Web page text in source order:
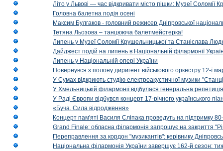
Літо у Львові — час відкривати місто пішки: Музеї Соломії
Головна балетна подія осені
Максим Булгаков - головний режисер Дніпровської
Тетяна Льозова – танцююча балетмейстерка!
Липень у Музеї Соломії Крушельницької та Станіслава
Дайджест подій на липень в Національній філармонії
Липень у Національній опері України
Повернувся з полону диригент військового оркестру 12-ї
У Сумах відкриють студію електроакустичної музики
У Хмельницькій філармонії відбулася генеральна
У Раді Європи відбувся концерт 17-річного українського
«Буча. Сила відродження»
Концерт пам'яті Василя Сліпака проведуть на підтримку
Grand Finale: обласна філармонія запрошує на закриття
Переправлення за кордон "музикантів": керівнику
Національна філармонія України завершує 162-й сезон: